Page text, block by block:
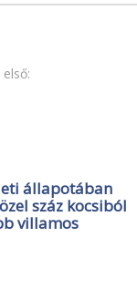
állapotában
száz kocsiból
villamos